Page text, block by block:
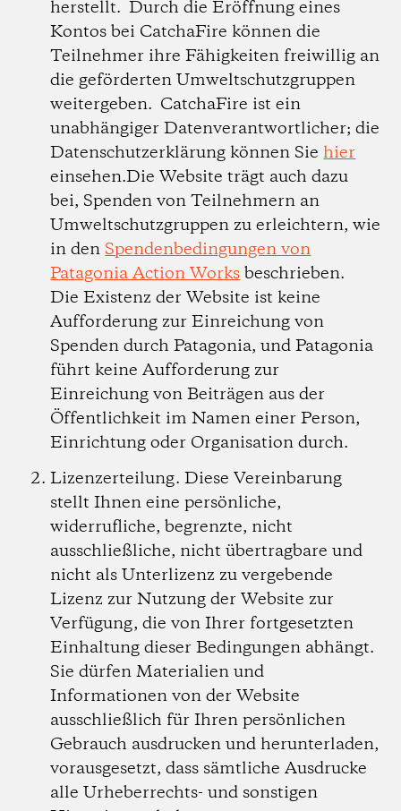
herstellt. Durch die Eröffnung eines
Kontos bei CatchaFire können die
Teilnehmer ihre Fähigkeiten freiwillig an
die geförderten Umweltschutzgruppen
weitergeben. CatchaFire ist ein
unabhängiger Datenverantwortlicher; die
Datenschutzerklärung können Siehier
einsehen.Die Website trägt auch dazu
bei, Spenden von Teilnehmern an
Umweltschutzgruppen zu erleichtern, wie
in denSpendenbedingungen von
Patagonia Action Worksbeschrieben.
Die Existenz der Website ist keine
Aufforderung zur Einreichung von
Spenden durch Patagonia, und Patagonia
führt keine Aufforderung zur
Einreichung von Beiträgen aus der
Öffentlichkeit im Namen einer Person,
Einrichtung oder Organisation durch.
Lizenzerteilung. Diese Vereinbarung
stellt Ihnen eine persönliche,
widerrufliche, begrenzte, nicht
ausschließliche, nicht übertragbare und
nicht als Unterlizenz zu vergebende
Lizenz zur Nutzung der Website zur
Verfügung, die von Ihrer fortgesetzten
Einhaltung dieser Bedingungen abhängt.
Sie dürfen Materialien und
Informationen von der Website
ausschließlich für Ihren persönlichen
Gebrauch ausdrucken und herunterladen,
vorausgesetzt, dass sämtliche Ausdrucke
alle Urheberrechts- und sonstigen